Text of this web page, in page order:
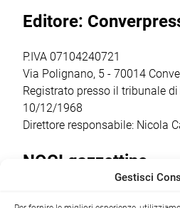
parte di giovani
Editore:
P.IVA 07104240721
Via Polignano, 5 - 70014
Registrato presso il tribunale
10/12/1968
Direttore responsabile: Nicola
NOCI gazzettino
Gestisci